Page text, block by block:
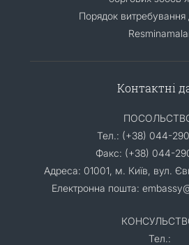
Порядок витребування
Контактні
Тел.: (+38) 044-
Факс: (+38) 044-
Адреса: 01001, м. Київ, вул.
Електронна пошта:
Тел.: